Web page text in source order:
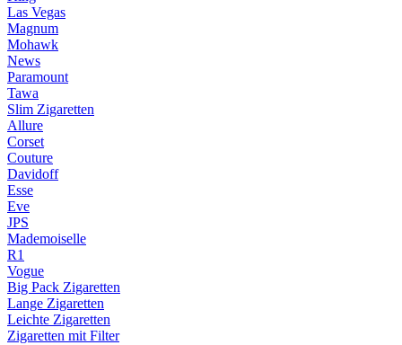
Las Vegas
Magnum
Mohawk
News
Paramount
Tawa
Slim Zigaretten
Allure
Corset
Couture
Davidoff
Esse
Eve
JPS
Mademoiselle
R1
Vogue
Big Pack Zigaretten
Lange Zigaretten
Leichte Zigaretten
Zigaretten mit Filter